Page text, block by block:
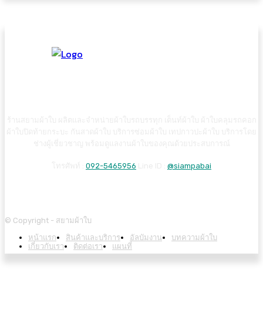
092-5465956 @siampabai
© Copyright - สยามผ้าใบ
หน้าแรก
สินค้าและบริการ อัลบัมงาน
บทความผ้าใบ
เกี่ยวกับเรา
ติดต่อเรา แผนที่